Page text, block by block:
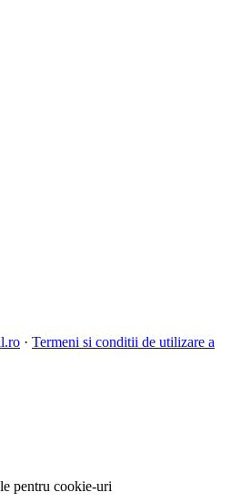
· Termeni si conditii de utilizare a
pentru cookie-uri